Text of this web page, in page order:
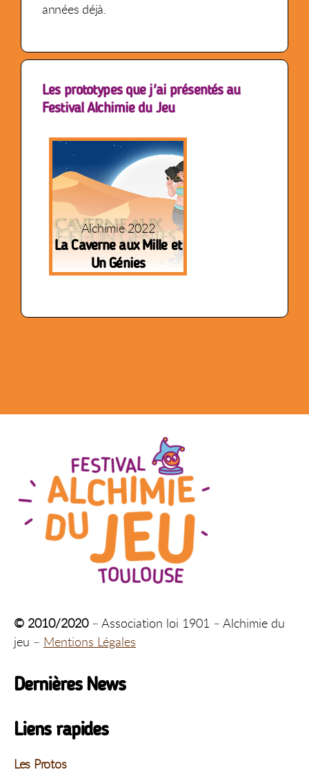
années déjà.
Les prototypes que j'ai présentés au
Festival Alchimie du Jeu
Alchimie 2022
La Caverne aux Mille et
Un Génies
© 2010/2020– Association loi 1901 – Alchimie du
jeu – Mentions Légales
Dernières News
Liens rapides
Les Protos